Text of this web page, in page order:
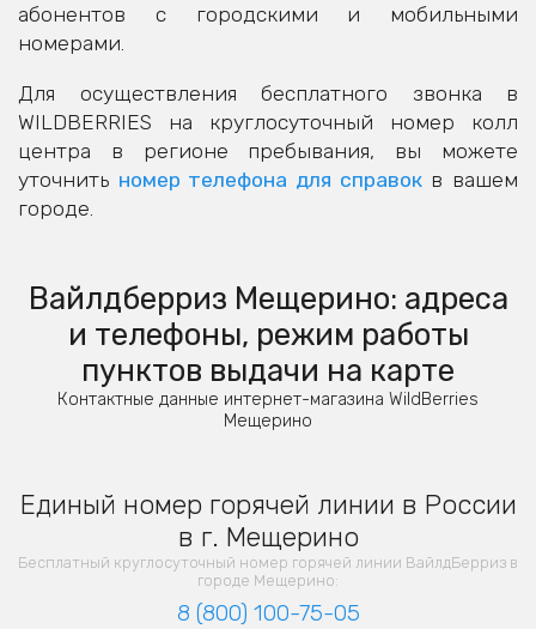
абонентов с городскими и мобильными
номерами.
Для осуществления бесплатного звонка в
WILDBERRIES на круглосуточный номер колл
центра в регионе пребывания, вы можете
уточнить номер телефона для справокв вашем
городе.
Вайлдберриз Мещерино: адреса
и телефоны, режим работы
пунктов выдачи на карте
Контактные данные интернет-магазина WildBerries
Мещерино
Единый номер горячей линии в России
в г. Мещерино
Бесплатный круглосуточный номер горячей линии ВайлдБерриз в
городе Мещерино:
8 (800) 100-75-05